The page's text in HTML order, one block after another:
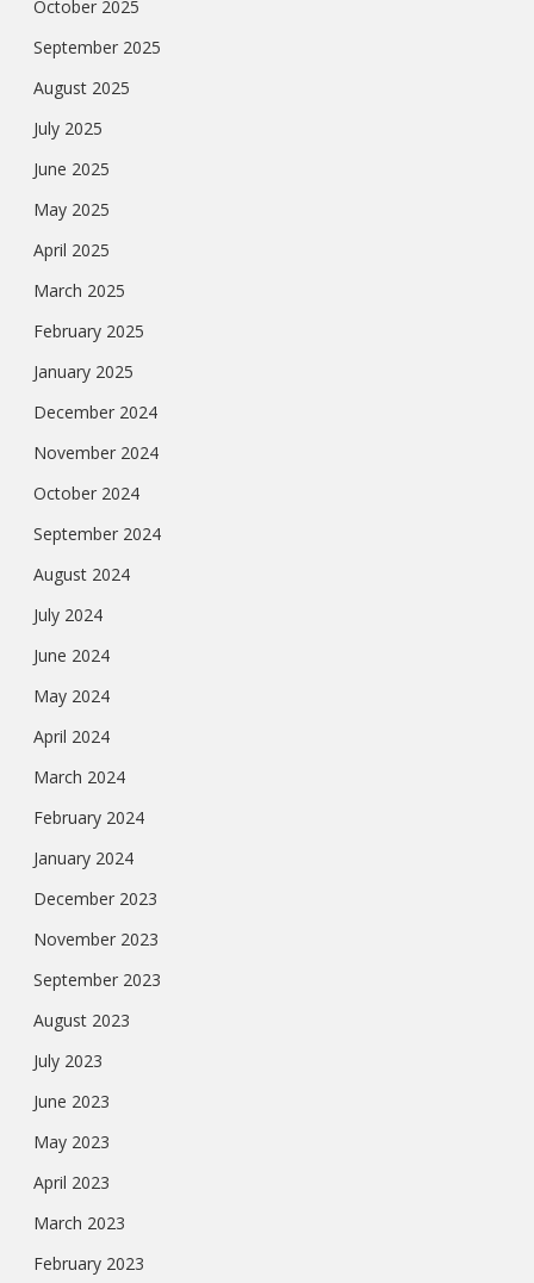
October 2025
September 2025
August 2025
July 2025
June 2025
May 2025
April 2025
March 2025
February 2025
January 2025
December 2024
November 2024
October 2024
September 2024
August 2024
July 2024
June 2024
May 2024
April 2024
March 2024
February 2024
January 2024
December 2023
November 2023
September 2023
August 2023
July 2023
June 2023
May 2023
April 2023
March 2023
February 2023